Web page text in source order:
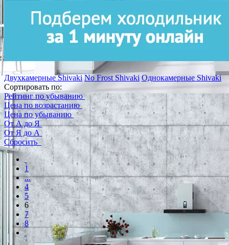
Двухкамерные Shivaki No Frost Shivaki Однокамерные Shivaki
Сортировать по:
Рейтинг по убыванию
Цена по возрастанию
Цена по убыванию
От А до Я
От Я до А
Сбросить
1
...
4
5
6
7
8